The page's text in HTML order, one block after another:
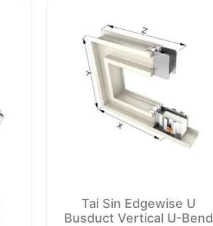
Tai Sin Edgewise U
Busduct Vertical U-Bend